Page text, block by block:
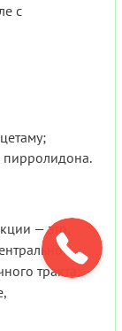
с
пирролидона.
— это,
тракта: